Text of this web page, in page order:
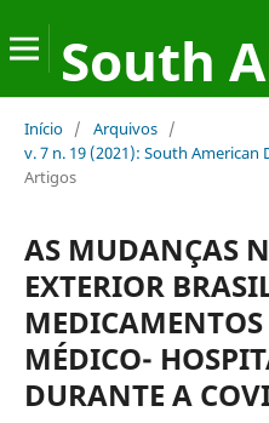
Início / Arquivos /
v. 7 n. 19 (2021): South
Artigos
AS MUDANÇAS
EXTERIOR
MÉDICO-
DURANTE A